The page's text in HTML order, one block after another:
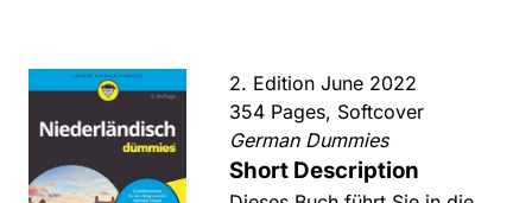
2. Edition June 2022
354 Pages, Softcover
German Dummies
Short Description